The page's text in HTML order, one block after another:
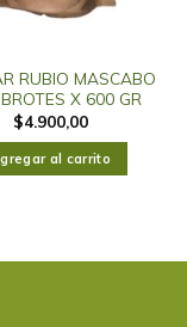
RUBIO MASCABO
X 600 GR
$4.900,00
al carrito